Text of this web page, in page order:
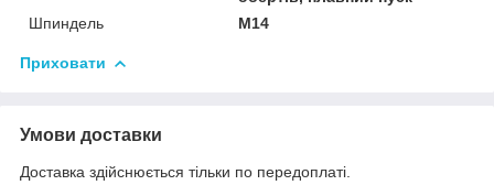
Шпиндель
М14
Приховати
Умови доставки
Доставка здійснюється тільки по передоплаті.